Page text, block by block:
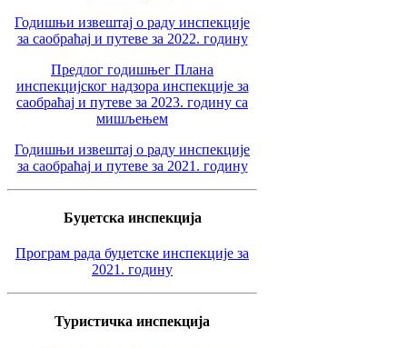
Годишњи извештај о раду инспекције
за саобраћај и путеве за 2022. годину
Предлог годишњег Плана
инспекцијског надзора инспекције за
саобраћај и путеве за 2023. годину са
мишљењем
Годишњи извештај о раду инспекције
за саобраћај и путеве за 2021. годину
Буџетска инспекција
Програм рада буџетске инспекције за
2021. годину
Туристичка инспекција